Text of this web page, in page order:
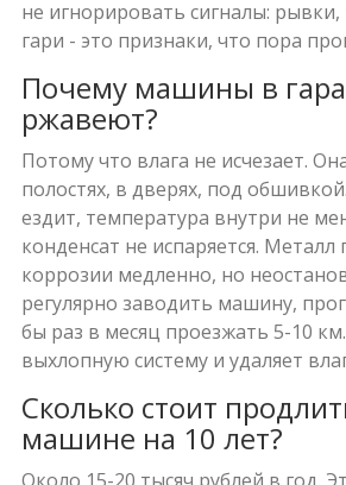
не игнорировать сигналы: рывки,
гари - это признаки, что пора
Почему машины в
ржавеют?
Потому что влага не исчезает.
полостях, в дверях, под
ездит, температура внутри не
конденсат не испаряется. Металл
коррозии медленно, но
регулярно заводить машину,
бы раз в месяц проезжать 5-10
выхлопную систему и удаляет
Сколько стоит
машине на 10 лет?